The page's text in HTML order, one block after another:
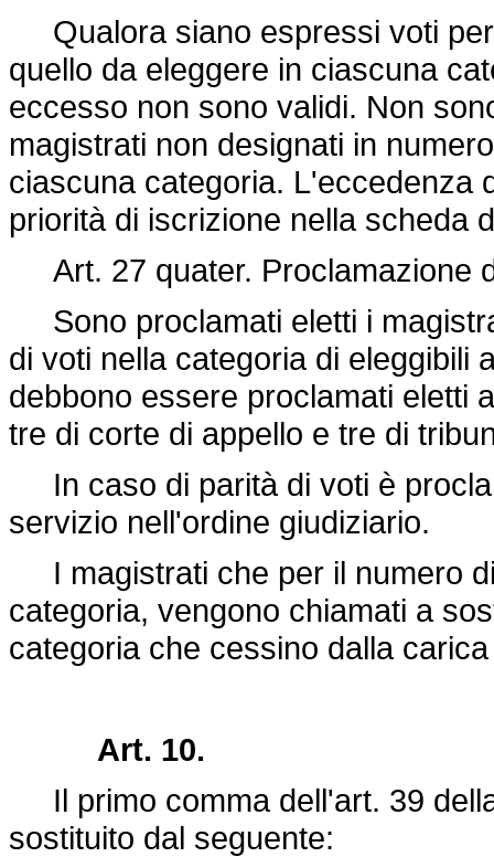
Qualora siano espressi voti
quello da eleggere in ciascuna
eccesso non sono validi. Non
magistrati non designati in
ciascuna categoria. L'eccedenza
priorità di iscrizione nella scheda
Art. 27 quater. Proclamazione
Sono proclamati eletti i
di voti nella categoria di eleggibili
debbono essere proclamati eletti
tre di corte di appello e tre di
In caso di parità di voti è
servizio nell'ordine giudiziario.
I magistrati che per il numero
categoria, vengono chiamati a
categoria che cessino dalla
Art. 10.
Il primo comma dell'art. 39
sostituito dal seguente: